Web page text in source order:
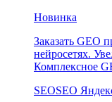
Новинка
Заказать GEO
нейросетях.
Комплексное
SEOSEO